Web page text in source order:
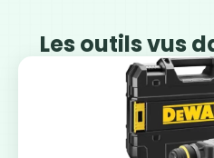
Les outils vus